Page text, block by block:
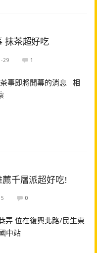
抹茶超好吃
29 1
事即將開幕的消息 相
薦千層派超好吃!
0
弄 位在復興北路/民生東
中站